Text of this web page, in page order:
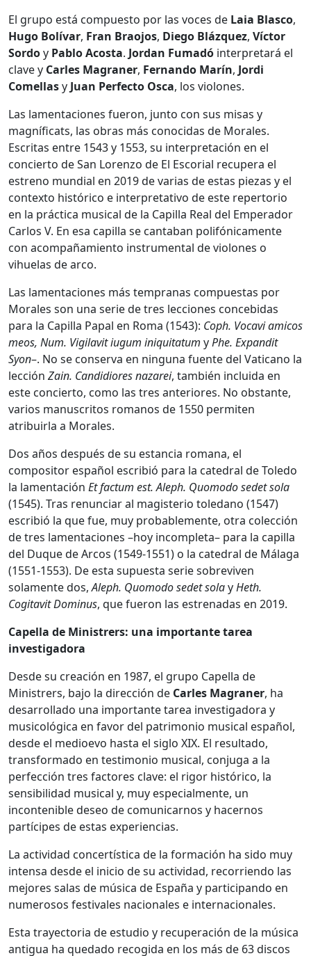
El grupo está compuesto por las voces de Laia Blasco,
Hugo Bolívar, Fran Braojos, Diego Blázquez, Víctor
Sordoy Pablo Acosta. Jordan Fumadó interpretará el
clave y Carles Magraner, Fernando Marín, Jordi
Comellasy Juan Perfecto Osca, los violones.
Las lamentaciones fueron, junto con sus misas y
magníficats, las obras más conocidas de Morales.
Escritas entre 1543 y 1553, su interpretación en el
concierto de San Lorenzo de El Escorial recupera el
estreno mundial en 2019 de varias de estas piezas y el
contexto histórico e interpretativo de este repertorio
en la práctica musical de la Capilla Real del Emperador
Carlos V. En esa capilla se cantaban polifónicamente
con acompañamiento instrumental de violones o
vihuelas de arco.
Las lamentaciones más tempranas compuestas por
Morales son una serie de tres lecciones concebidas
para la Capilla Papal en Roma (1543): Coph. Vocavi amicos
meos, Num. Vigilavit iugum iniquitatum yPhe. Expandit
Syon–. No se conserva en ninguna fuente del Vaticano la
lección Zain. Candidiores nazarei, también incluida en
este concierto, como las tres anteriores. No obstante,
varios manuscritos romanos de 1550 permiten
atribuirla a Morales.
Dos años después de su estancia romana, el
compositor español escribió para la catedral de Toledo
la lamentación Et factum est. Aleph. Quomodo sedet sola
(1545). Tras renunciar al magisterio toledano (1547)
escribió la que fue, muy probablemente, otra colección
de tres lamentaciones –hoy incompleta– para la capilla
del Duque de Arcos (1549-1551) o la catedral de Málaga
(1551-1553). De esta supuesta serie sobreviven
solamente dos,Aleph. Quomodo sedet solayHeth.
Cogitavit Dominus, que fueron las estrenadas en 2019.
Capella de Ministrers: una importante tarea
investigadora
Desde su creación en 1987, el grupo Capella de
Ministrers, bajo la dirección de Carles Magraner, ha
desarrollado una importante tarea investigadora y
musicológica en favor del patrimonio musical español,
desde el medioevo hasta el siglo XIX. El resultado,
transformado en testimonio musical, conjuga a la
perfección tres factores clave: el rigor histórico, la
sensibilidad musical y, muy especialmente, un
incontenible deseo de comunicarnos y hacernos
partícipes de estas experiencias.
La actividad concertística de la formación ha sido muy
intensa desde el inicio de su actividad, recorriendo las
mejores salas de música de España y participando en
numerosos festivales nacionales e internacionales.
Esta trayectoria de estudio y recuperación de la música
antigua ha quedado recogida en los más de 63 discos